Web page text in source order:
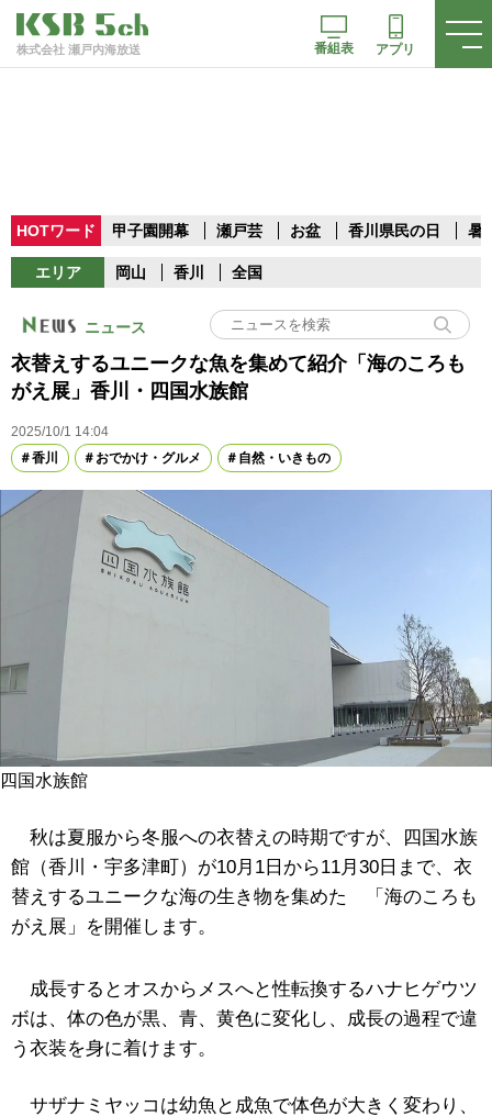
株式会社 瀬戸内海放送 番組表 アプリ
HOTワード 甲子園開幕 瀬戸芸 お盆 香川県民の日 暑
エリア 岡山 香川 全国
ニュース
衣替えするユニークな魚を集めて紹介「海のころも
がえ展」香川・四国水族館
2025/10/1 14:04
香川
おでかけ・グルメ 自然・いきもの
四国水族館
秋は夏服から冬服への衣替えの時期ですが、四国水族
館（香川・宇多津町）が10月1日から11月30日まで、衣
替えするユニークな海の生き物を集めた 「海のころも
がえ展」を開催します。
成長するとオスからメスへと性転換するハナヒゲウツ
ボは、体の色が黒、青、黄色に変化し、成長の過程で違
う衣装を身に着けます。
サザナミヤッコは幼魚と成魚で体色が大きく変わり、